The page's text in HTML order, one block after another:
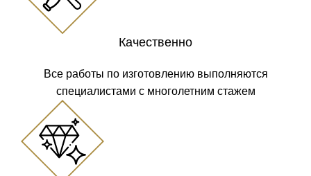
Качественно
Все работы по изготовлению выполняются
специалистами с многолетним стажем